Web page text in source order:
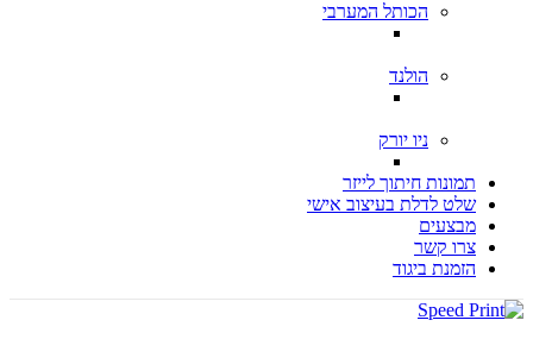
הכותל המערבי
הולנד
ניו יורק
תמונות חיתוך לייזר
שלט לדלת בעיצוב אישי
מבצעים
צרו קשר
הזמנת ביגוד